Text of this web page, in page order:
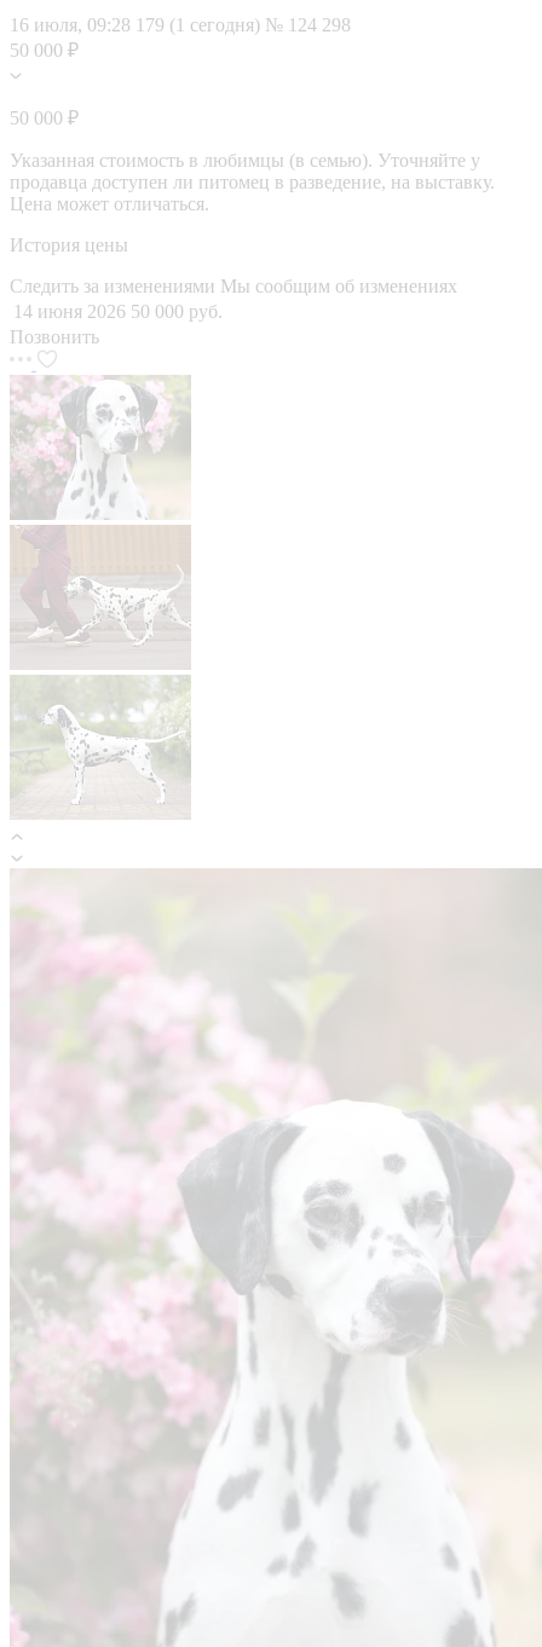
16 июля, 09:28 179 (1 сегодня) № 124 298
50 000 ₽
50 000 ₽
Указанная стоимость в любимцы (в семью). Уточняйте у
продавца доступен ли питомец в разведение, на выставку.
Цена может отличаться.
История цены
Следить за изменениями Мы сообщим об изменениях
14 июня 2026 50 000 руб.
Позвонить